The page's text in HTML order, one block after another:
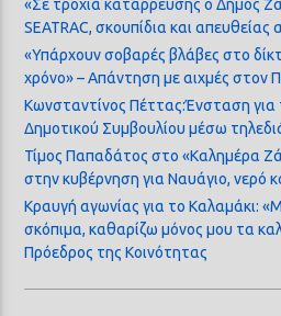
«Σε τροχιά κατάρρευσης ο Δήμος
SEATRAC, σκουπίδια και απευθείας
«Υπάρχουν σοβαρές βλάβες στο
χρόνο» – Απάντηση με αιχμές στον
Κωνσταντίνος Πέττας:Ένσταση για
Δημοτικού Συμβουλίου μέσω
Τίμος Παπαδάτος στο «Καλημέρα
στην κυβέρνηση για Ναυάγιο, νερό
Κραυγή αγωνίας για το Καλαμάκι:
σκόπιμα, καθαρίζω μόνος μου τα
Πρόεδρος της Κοινότητας